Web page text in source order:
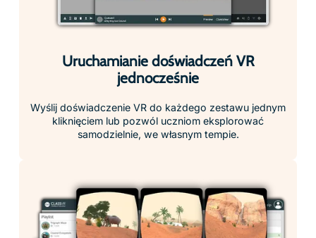
Kierowanie i skupianie uwagi uczniów